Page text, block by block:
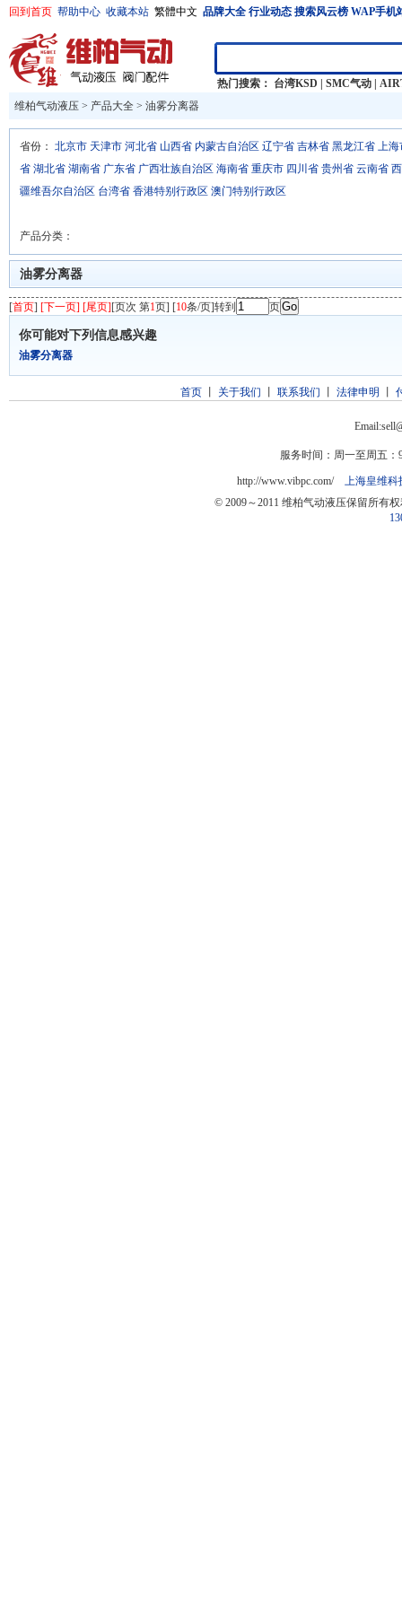
回到首页 帮助中心 收藏本站 繁體中文 品牌大全 行业动态 搜索风云榜 WAP手机
热门搜索： 台湾KSD SMC气动
维柏气动液压 > 产品大全 > 油雾分离器
省份： 北京市 天津市 河北省 山西省 内蒙古自治区 辽宁省 吉林省 黑龙江省 上海
省 湖北省 湖南省 广东省 广西壮族自治区 海南省 重庆市 四川省 贵州省 云南省
疆维吾尔自治区 台湾省 香港特别行政区 澳门特别行政区
产品分类：
油雾分离器
[首页] [下一页] [尾页][页次 第1页] [10条/页]转到 页
你可能对下列信息感兴趣
油雾分离器
首页丨 关于我们 联系我们 法律申明
服务时间：周一至周五：
http://www.vibpc.com/ 上海皇维科
© 2009～2011 维柏气动液压保留所有